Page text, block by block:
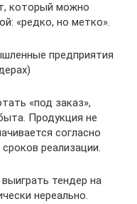
который можно
«редко, но метко».
предприятия
«под заказ»,
Продукция не
согласно
реализации.
тендер на
нереально.